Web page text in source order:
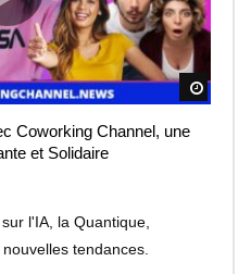
Coworking Channel, une
et Solidaire
l'IA, la Quantique,
tendances.
l’IA, la Quantique,
totalement confiance ?
une licorne, mais à
des Robots